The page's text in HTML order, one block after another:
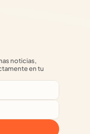
noticias,
en tu